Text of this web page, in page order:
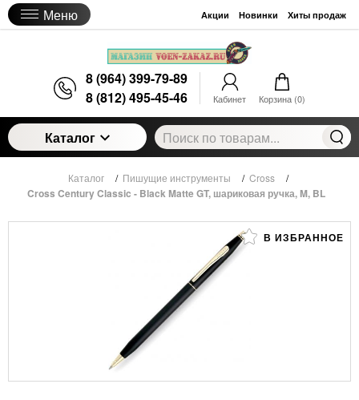
Меню Акции Новинки Хиты продаж
8 (964) 399-79-89
8 (812) 495-45-46
Кабинет Корзина (0)
Каталог
Каталог / Пишущие инструменты / Cross /
Cross Century Classic - Black Matte GT, шариковая ручка, M, BL
В ИЗБРАННОЕ